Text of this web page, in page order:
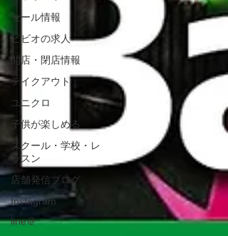
セール情報
ビビオの求人
開店・閉店情報
テイクアウト
ユニクロ
子供が楽しめる
スクール・学校・レ
ッスン
店舗発信ブログ
Instagram
line＠